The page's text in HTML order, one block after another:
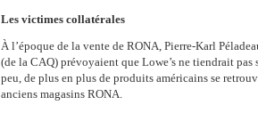
Les victimes collatérales
À l’époque de la vente de RONA, Pierre-Karl
(de la CAQ) prévoyaient que Lowe’s ne tiendrait pas
peu, de plus en plus de produits américains se
anciens magasins RONA.